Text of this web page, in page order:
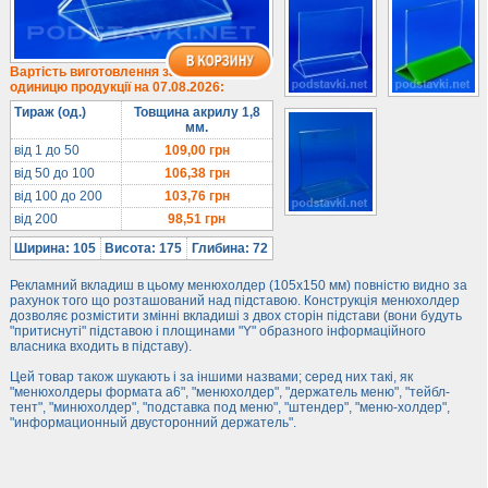
Під євробуклет
Під мобільні
Під біжутерію
Гірки та подіуми
Під косметику
Під солодке
Для хот-догів
Лототрони
Ящики з акрилу
Цінники
Засоби захисту
Інформ. стенди
Вартість виготовлення за
одиницю продукції на 07.08.2026:
Тираж (од.)
Товщина акрилу 1,8
мм.
від 1 до 50
109,00грн
від 50 до 100
106,38грн
від 100 до 200
103,76грн
від 200
98,51 грн
Ширина: 105
Висота: 175 Глибина: 72
Рекламний вкладиш в цьому менюхолдер (105х150 мм) повністю видно за
рахунок того що розташований над підставою. Конструкція менюхолдер
дозволяє розмістити змінні вкладиші з двох сторін підстави (вони будуть
"притиснуті" підставою і площинами "Y" образного інформаційного
власника входить в підставу).
Цей товар також шукають і за іншими назвами; серед них такі, як
"менюхолдеры формата а6", "менюхолдер", "держатель меню", "тейбл-
тент", "минюхолдер", "подставка под меню", "штендер", "меню-холдер",
"информационный двусторонний держатель".